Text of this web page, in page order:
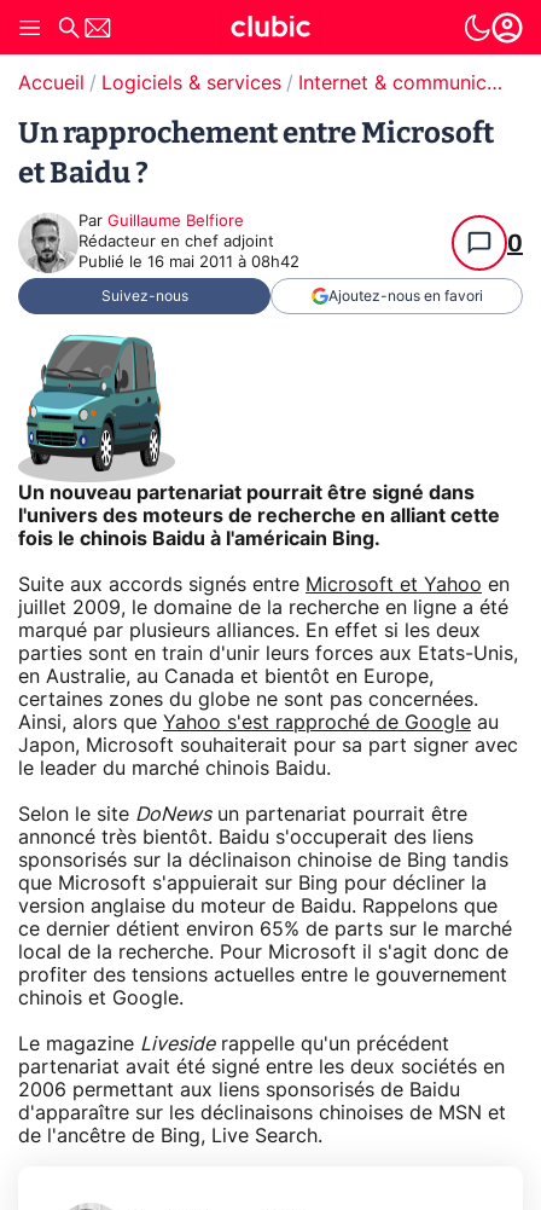
Accueil Logiciels & services Internet & communication
Un rapprochement entre Microsoft
et Baidu ?
Par Guillaume Belfiore
Rédacteur en chef adjoint
Publié le 16 mai 2011 à 08h42
0
Suivez-nous Ajoutez-nous en favori
Un nouveau partenariat pourrait être signé dans
l'univers des moteurs de recherche en alliant cette
fois le chinois Baidu à l'américain Bing.
Suite aux accords signés entre Microsoft et Yahoo en
juillet 2009, le domaine de la recherche en ligne a été
marqué par plusieurs alliances. En effet si les deux
parties sont en train d'unir leurs forces aux Etats-Unis,
en Australie, au Canada et bientôt en Europe,
certaines zones du globe ne sont pas concernées.
Ainsi, alors que Yahoo s'est rapproché de Google au
Japon, Microsoft souhaiterait pour sa part signer avec
le leader du marché chinois Baidu.
Selon le site DoNewsun partenariat pourrait être
annoncé très bientôt. Baidu s'occuperait des liens
sponsorisés sur la déclinaison chinoise de Bing tandis
que Microsoft s'appuierait sur Bing pour décliner la
version anglaise du moteur de Baidu. Rappelons que
ce dernier détient environ 65% de parts sur le marché
local de la recherche. Pour Microsoft il s'agit donc de
profiter des tensions actuelles entre le gouvernement
chinois et Google.
Le magazine Livesiderappelle qu'un précédent
partenariat avait été signé entre les deux sociétés en
2006 permettant aux liens sponsorisés de Baidu
d'apparaître sur les déclinaisons chinoises de MSN et
de l'ancêtre de Bing, Live Search.